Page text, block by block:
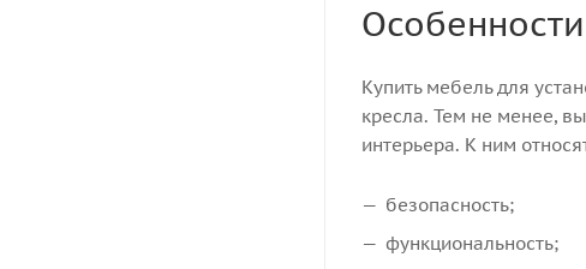
Купить мебель для
кресла. Тем не менее,
интерьера. К ним
безопасность;
функциональность;